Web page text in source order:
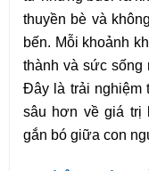
thuyền bè và
bến. Mỗi khoảnh
thành và sức sống
Đây là trải nghiệm
sâu hơn về giá trị
gắn bó giữa con